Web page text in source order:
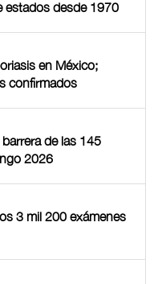
estados desde 1970
en México;
confirmados
de las 145
2026
3 mil 200 exámenes